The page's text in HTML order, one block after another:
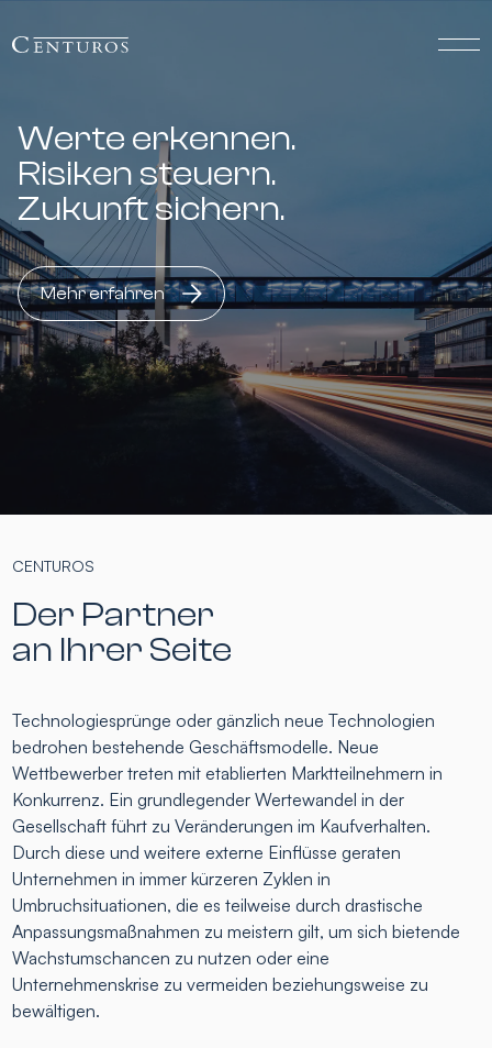
Werte erkennen.
Risiken steuern.
Zukunft sichern.
Mehr erfahren
CENTUROS
Der Partner
an Ihrer Seite
Technologiesprünge oder gänzlich neue Technologien
bedrohen bestehende Geschäftsmodelle. Neue
Wettbewerber treten mit etablierten Marktteilnehmern in
Konkurrenz. Ein grundlegender Wertewandel in der
Gesellschaft führt zu Veränderungen im Kaufverhalten.
Durch diese und weitere externe Einflüsse geraten
Unternehmen in immer kürzeren Zyklen in
Umbruchsituationen, die es teilweise durch drastische
Anpassungsmaßnahmen zu meistern gilt, um sich bietende
Wachstumschancen zu nutzen oder eine
Unternehmenskrise zu vermeiden beziehungsweise zu
bewältigen.